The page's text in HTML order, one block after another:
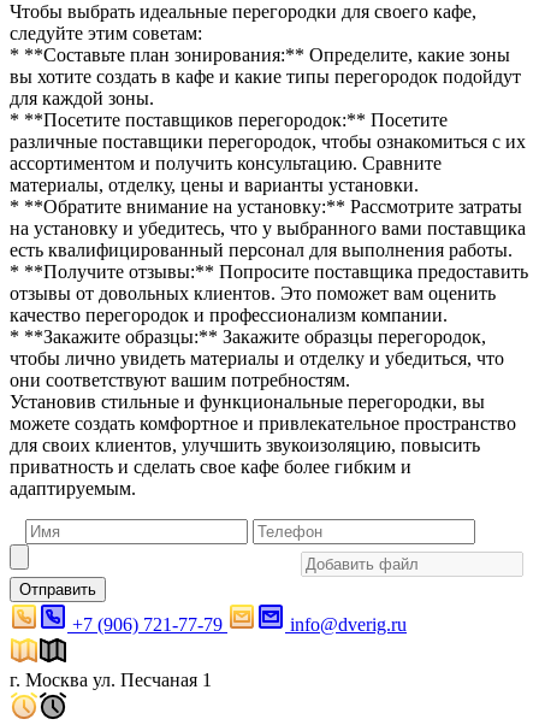
Чтобы выбрать идеальные перегородки для своего кафе,
следуйте этим советам:
* **Составьте план зонирования:** Определите, какие зоны
вы хотите создать в кафе и какие типы перегородок подойдут
для каждой зоны.
* **Посетите поставщиков перегородок:** Посетите
различные поставщики перегородок, чтобы ознакомиться с их
ассортиментом и получить консультацию. Сравните
материалы, отделку, цены и варианты установки.
* **Обратите внимание на установку:** Рассмотрите затраты
на установку и убедитесь, что у выбранного вами поставщика
есть квалифицированный персонал для выполнения работы.
* **Получите отзывы:** Попросите поставщика предоставить
отзывы от довольных клиентов. Это поможет вам оценить
качество перегородок и профессионализм компании.
* **Закажите образцы:** Закажите образцы перегородок,
чтобы лично увидеть материалы и отделку и убедиться, что
они соответствуют вашим потребностям.
Установив стильные и функциональные перегородки, вы
можете создать комфортное и привлекательное пространство
для своих клиентов, улучшить звукоизоляцию, повысить
приватность и сделать свое кафе более гибким и
адаптируемым.
Отправить
+7 (906) 721-77-79 info@dverig.ru
г. Москва ул. Песчаная 1